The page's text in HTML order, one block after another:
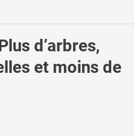
d’arbres,
et moins de